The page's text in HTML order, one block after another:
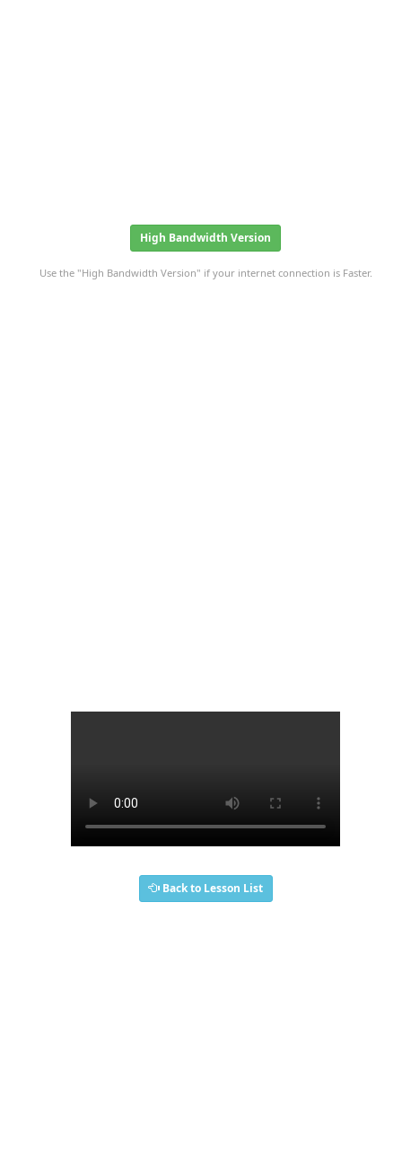
High Bandwidth Version
Use the "High Bandwidth Version" if your internet connection is Faster.
Back to Lesson List